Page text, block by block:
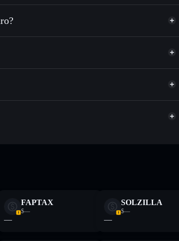
nel tempo
pubblicamente i wallet usando l’Aggregatore di
wallet non-custodial Solflare
Aggregatore di
FAPTAX
$—
—
SOLZILLA
$—
—